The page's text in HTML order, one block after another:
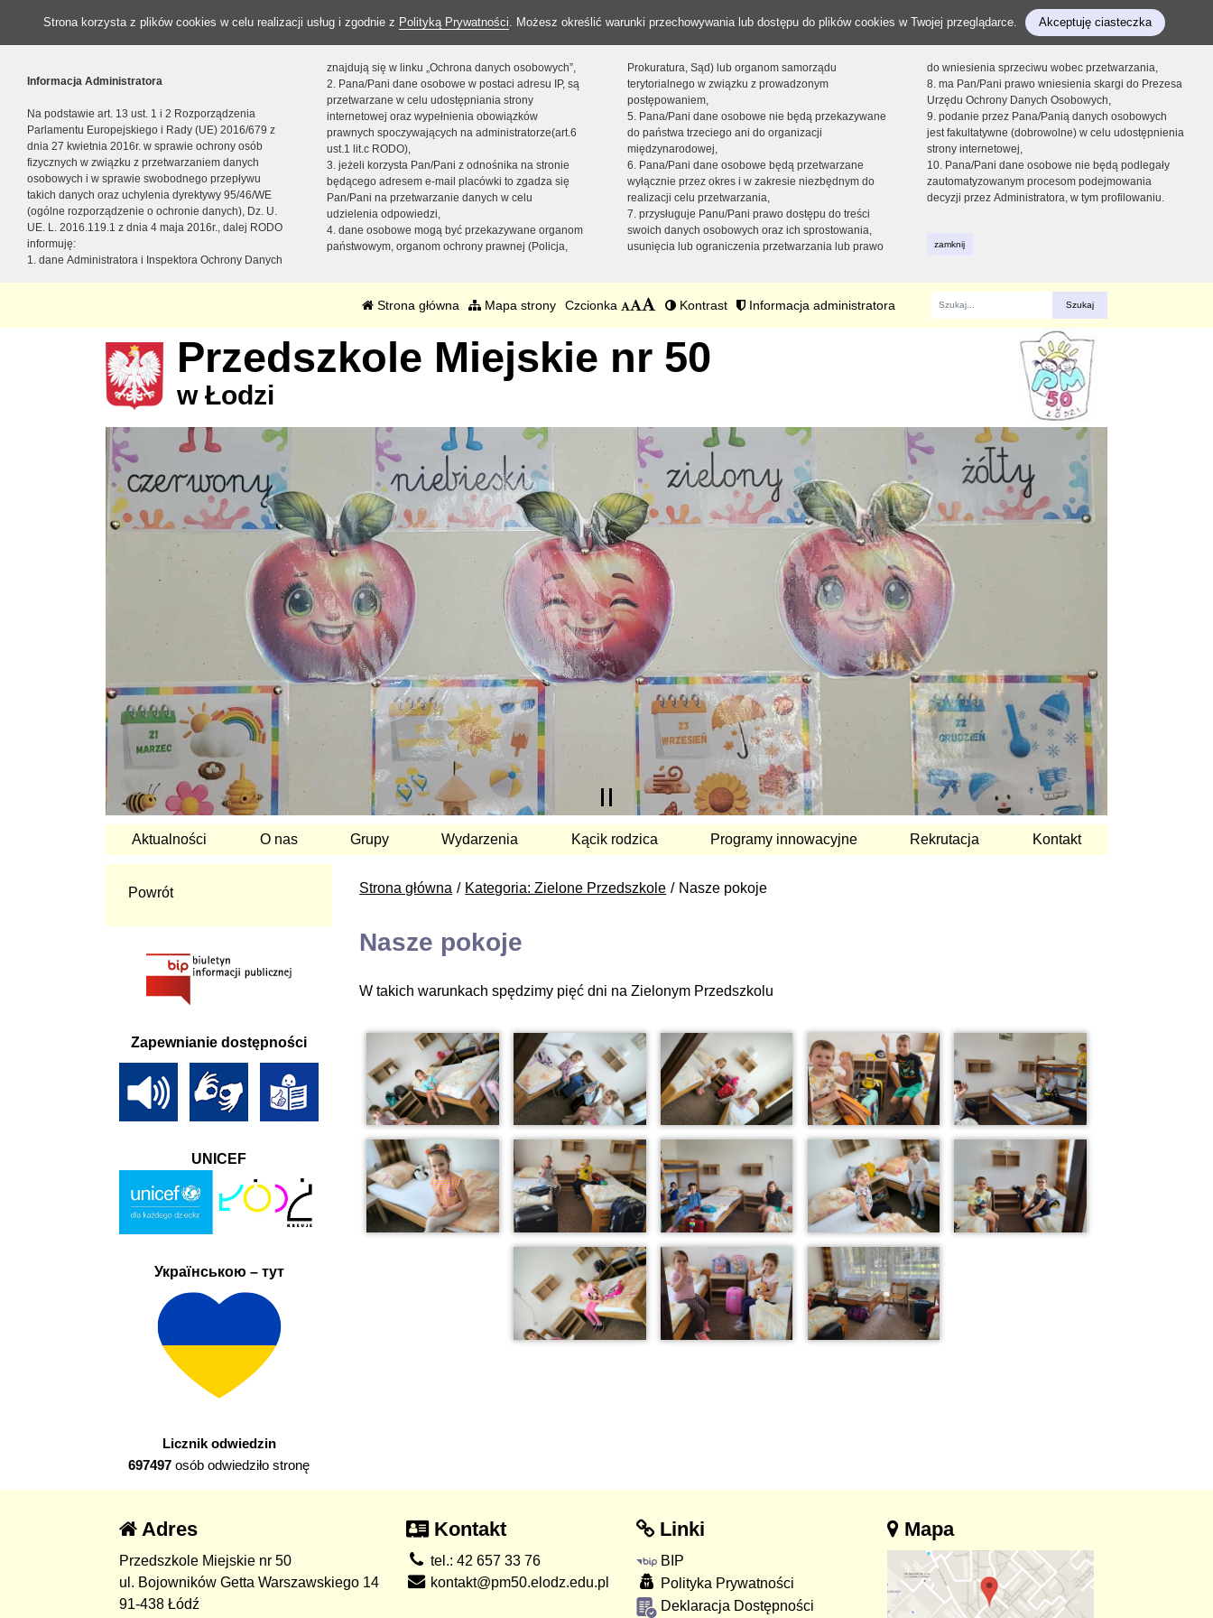
Strona korzysta z plików cookies w celu realizacji usług i zgodnie z Polityką Prywatności. Możesz określić warunki przechowywania lub dostępu do plików cookies w Twojej przeglądarce. Akceptuję ciasteczka
Informacja Administratora
Na podstawie art. 13 ust. 1 i 2 Rozporządzenia
Parlamentu Europejskiego i Rady (UE) 2016/679 z
dnia 27 kwietnia 2016r. w sprawie ochrony osób
fizycznych w związku z przetwarzaniem danych
osobowych i w sprawie swobodnego przepływu
takich danych oraz uchylenia dyrektywy 95/46/WE
(ogólne rozporządzenie o ochronie danych), Dz. U.
UE. L. 2016.119.1 z dnia 4 maja 2016r., dalej RODO
informuję:
1. dane Administratora i Inspektora Ochrony Danych
znajdują się w linku „Ochrona danych osobowych”,
2. Pana/Pani dane osobowe w postaci adresu IP, są
przetwarzane w celu udostępniania strony
internetowej oraz wypełnienia obowiązków
prawnych spoczywających na administratorze(art.6
ust.1 lit.c RODO),
3. jeżeli korzysta Pan/Pani z odnośnika na stronie
będącego adresem e-mail placówki to zgadza się
Pan/Pani na przetwarzanie danych w celu
udzielenia odpowiedzi,
4. dane osobowe mogą być przekazywane organom
państwowym, organom ochrony prawnej (Policja,
Prokuratura, Sąd) lub organom samorządu
terytorialnego w związku z prowadzonym
postępowaniem,
5. Pana/Pani dane osobowe nie będą przekazywane
do państwa trzeciego ani do organizacji
międzynarodowej,
6. Pana/Pani dane osobowe będą przetwarzane
wyłącznie przez okres i w zakresie niezbędnym do
realizacji celu przetwarzania,
7. przysługuje Panu/Pani prawo dostępu do treści
swoich danych osobowych oraz ich sprostowania,
usunięcia lub ograniczenia przetwarzania lub prawo
do wniesienia sprzeciwu wobec przetwarzania,
8. ma Pan/Pani prawo wniesienia skargi do Prezesa
Urzędu Ochrony Danych Osobowych,
9. podanie przez Pana/Panią danych osobowych
jest fakultatywne (dobrowolne) w celu udostępnienia
strony internetowej,
10. Pana/Pani dane osobowe nie będą podlegały
zautomatyzowanym procesom podejmowania
decyzji przez Administratora, w tym profilowaniu.
zamknij
Strona główna Mapa strony Czcionka Kontrast Informacja administratora
Fraza
Przedszkole Miejskie nr 50
w Łodzi
Aktualności O nas Grupy Wydarzenia Kącik rodzica Programy innowacyjne Rekrutacja Kontakt
Strona główna Kategoria: Zielone Przedszkole Nasze pokoje
Nasze pokoje
W takich warunkach spędzimy pięć dni na Zielonym Przedszkolu
Powrót
Zapewnianie dostępności
UNICEF
Українською – тут
Licznik odwiedzin
697497 osób odwiedziło stronę
Adres
Przedszkole Miejskie nr 50
ul. Bojowników Getta Warszawskiego 14
91-438 Łódź
Kontakt
tel.: 42 657 33 76
kontakt@pm50.elodz.edu.pl
Linki
BIP
Polityka Prywatności
Deklaracja Dostępności
Mapa